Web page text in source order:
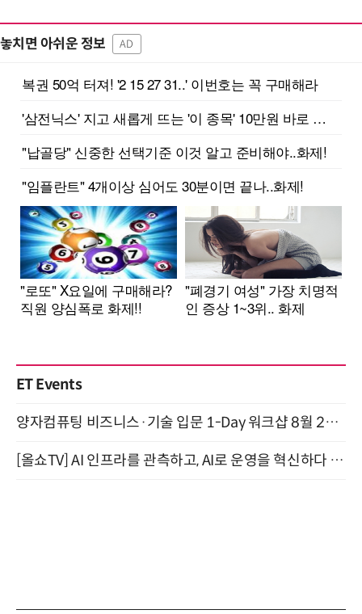
놓치면 아쉬운 정보 AD
ET Events
양자컴퓨팅 비즈니스·기술 입문 1-Day 워크샵 8월 28일 개최
[올쇼TV] AI 인프라를 관측하고, AI로 운영을 혁신하다 (8월 11일 생방송)